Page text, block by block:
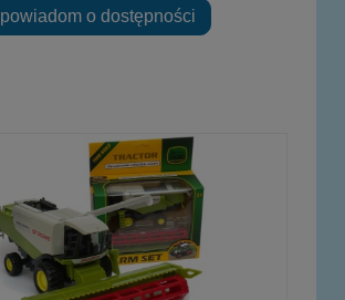
powiadom o dostępności